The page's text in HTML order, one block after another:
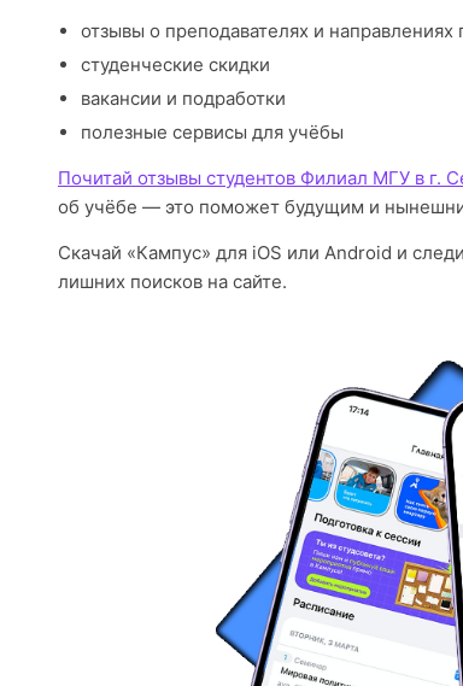
отзывы о преподавателях и направлениях
студенческие скидки
вакансии и подработки
полезные сервисы для учёбы
Почитай отзывы студентов Филиал МГУ в г.
об учёбе — это поможет будущим и
Скачай «Кампус» для iOS или Android и
лишних поисков на сайте.